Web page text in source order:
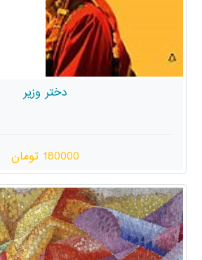
دختر وزیر
180000 تومان